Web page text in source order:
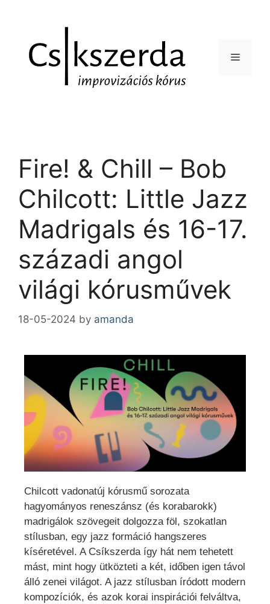
Fire! & Chill – Bob
Chilcott: Little Jazz
Madrigals és 16-17.
századi angol
világi kórusművek
18-05-2024 by amanda
Chilcott vadonatúj kórusmű sorozata
hagyományos reneszánsz (és korabarokk)
madrigálok szövegeit dolgozza föl, szokatlan
stílusban, egy jazz formáció hangszeres
kíséretével. A Csíkszerda így hát nem tehetett
mást, mint hogy ütközteti a két, időben igen távol
álló zenei világot. A jazz stílusban íródott modern
kompozíciók, és azok korai inspirációi felváltva,